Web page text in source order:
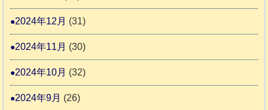
2024年12月 (31)
2024年11月 (30)
2024年10月 (32)
2024年9月 (26)